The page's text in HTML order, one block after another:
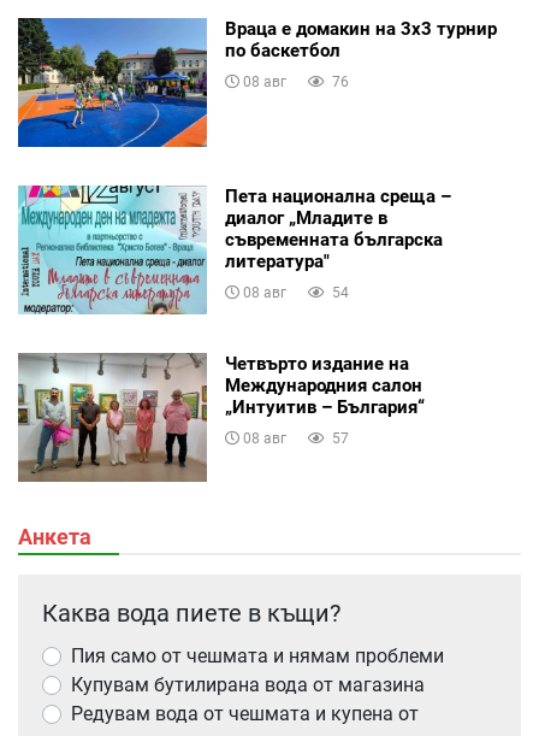
Враца е домакин на 3х3 турнир
по баскетбол
08 авг 76
Пета национална среща –
диалог „Младите в
съвременната българска
литература"
08 авг 54
Четвърто издание на
Международния салон
„Интуитив – България“
08 авг 57
Анкета
Каква вода пиете в къщи?
Пия само от чешмата и нямам проблеми
Купувам бутилирана вода от магазина
Редувам вода от чешмата и купена от